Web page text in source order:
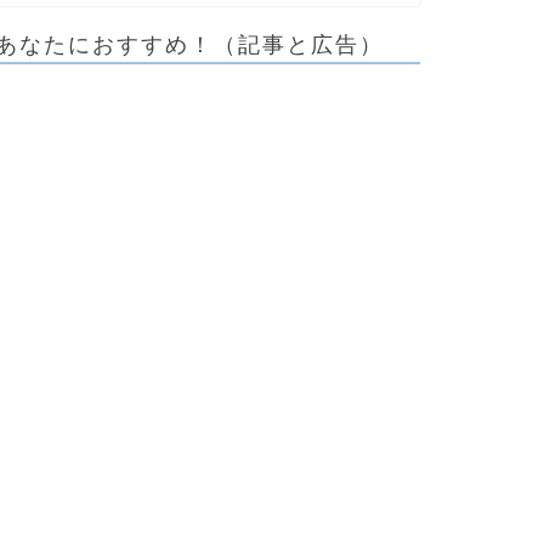
なたにおすすめ！（記事と広告）